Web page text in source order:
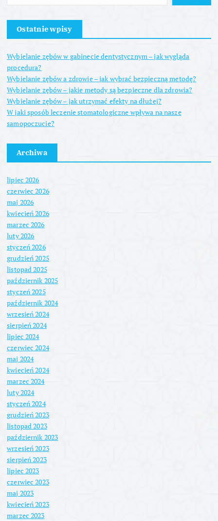
Ostatnie wpisy
Wybielanie zębów w gabinecie dentystycznym – jak wygląda
procedura?
Wybielanie zębów a zdrowie – jak wybrać bezpieczną metodę?
Wybielanie zębów – jakie metody są bezpieczne dla zdrowia?
Wybielanie zębów – jak utrzymać efekty na dłużej?
W jaki sposób leczenie stomatologiczne wpływa na nasze
samopoczucie?
Archiwa
lipiec 2026
czerwiec 2026
maj 2026
kwiecień 2026
marzec 2026
luty 2026
styczeń 2026
grudzień 2025
listopad 2025
październik 2025
styczeń 2025
październik 2024
wrzesień 2024
sierpień 2024
lipiec 2024
czerwiec 2024
maj 2024
kwiecień 2024
marzec 2024
luty 2024
styczeń 2024
grudzień 2023
listopad 2023
październik 2023
wrzesień 2023
sierpień 2023
lipiec 2023
czerwiec 2023
maj 2023
kwiecień 2023
marzec 2023